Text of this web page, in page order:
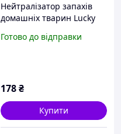
Нейтралізатор запахів
домашніх тварин Lucky
посилена формула, 500
Готово до відправки
178₴
Купити